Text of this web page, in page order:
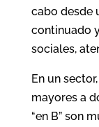
cabo desde
continuado
sociales,
En un
mayores a
“en B” son